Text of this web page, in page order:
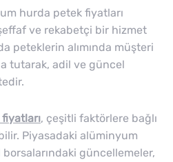
hurda petek fiyatları
ve rekabetçi bir hizmet
peteklerin alımında müşteri
tutarak, adil ve güncel
, çeşitli faktörlere bağlı
Piyasadaki alüminyum
güncellemeler,